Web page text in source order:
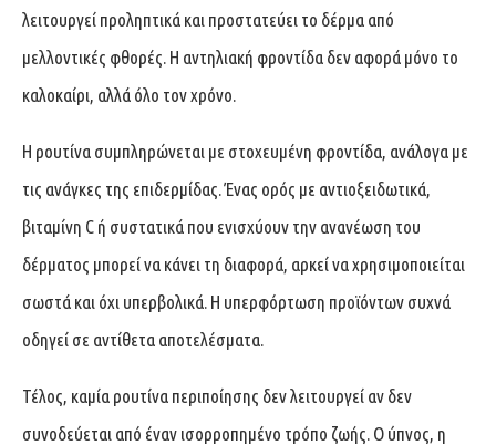
λειτουργεί προληπτικά και προστατεύει το δέρμα από
μελλοντικές φθορές. Η αντηλιακή φροντίδα δεν αφορά μόνο το
καλοκαίρι, αλλά όλο τον χρόνο.
Η ρουτίνα συμπληρώνεται με στοχευμένη φροντίδα, ανάλογα με
τις ανάγκες της επιδερμίδας. Ένας ορός με αντιοξειδωτικά,
βιταμίνη C ή συστατικά που ενισχύουν την ανανέωση του
δέρματος μπορεί να κάνει τη διαφορά, αρκεί να χρησιμοποιείται
σωστά και όχι υπερβολικά. Η υπερφόρτωση προϊόντων συχνά
οδηγεί σε αντίθετα αποτελέσματα.
Τέλος, καμία ρουτίνα περιποίησης δεν λειτουργεί αν δεν
συνοδεύεται από έναν ισορροπημένο τρόπο ζωής. Ο ύπνος, η